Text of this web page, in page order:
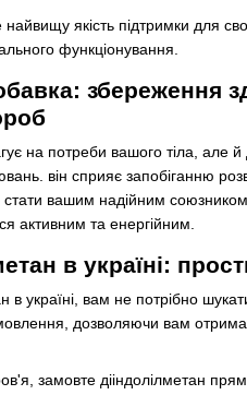
якість підтримки для
функціонування.
збереження
на потреби вашого тіла, але
він сприяє запобіганню
вашим надійним
активним та енергійним.
в україні:
в україні, вам не потрібно
дозволяючи вам
замовте дііндолілметан